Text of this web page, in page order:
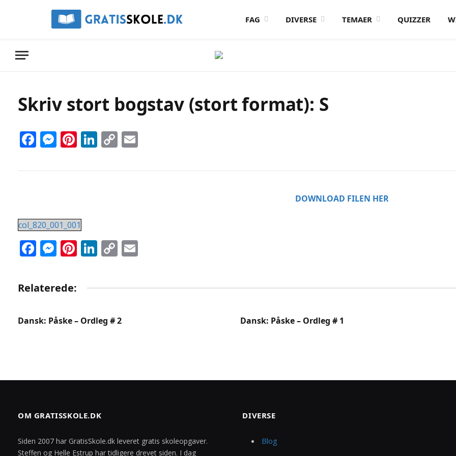
FAG DIVERSE TEMAER QUIZZER
Skriv stort bogstav (stort format): S
Facebook
Messenger
Pinterest
LinkedIn
Copy
DOWNLOAD FILEN HER
col_820_001_001
Facebook
Messenger
Pinterest
LinkedIn
Copy
Relaterede:
Dansk: Påske – Ordleg # 2 Dansk: Påske – Ordleg # 1
OM GRATISSKOLE.DK
Siden 2007 har GratisSkole.dk leveret gratis skoleopgaver.
Steffen og Helle Estrup har tidligere drevet siden. I dag
DIVERSE
Blog